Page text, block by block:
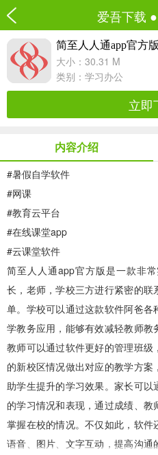
爱吾下载 ●
简至人人通app官方
大小：30.31 M
类别： 学习办公
立即
内容介绍
#暑假自学软件
#网课
#教育云平台
#在线课堂app
#云课堂软件
简至人人通app官方版是一款非
长，老师，学校三方进行紧密的
单。学校可以通过这款软件阿爸
学教务应用，能够有效减轻教师教
教师可以通过软件更好的管理班
的新校区情况做出对应的教学方
助学生提升的学习效果。家长可
的学习情况和表现，通过成绩、教
掌握在校的情况。不仅如此，软
语音、图片、文字互动，提高沟